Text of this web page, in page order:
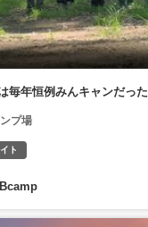
毎年恒例みんキャンだった
プ場
ト